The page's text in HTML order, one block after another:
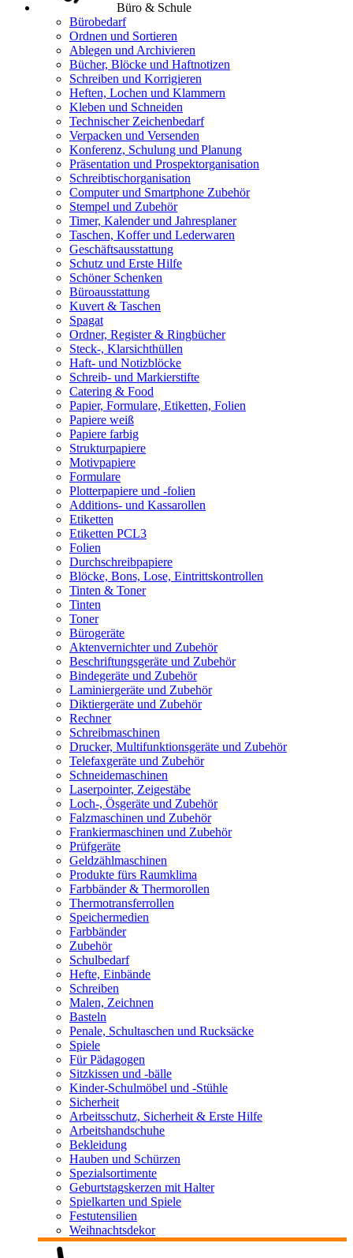
Büro & Schule
Bürobedarf
Ordnen und Sortieren
Ablegen und Archivieren
Bücher, Blöcke und Haftnotizen
Schreiben und Korrigieren
Heften, Lochen und Klammern
Kleben und Schneiden
Technischer Zeichenbedarf
Verpacken und Versenden
Konferenz, Schulung und Planung
Präsentation und Prospektorganisation
Schreibtischorganisation
Computer und Smartphone Zubehör
Stempel und Zubehör
Timer, Kalender und Jahresplaner
Taschen, Koffer und Lederwaren
Geschäftsausstattung
Schutz und Erste Hilfe
Schöner Schenken
Büroausstattung
Kuvert & Taschen
Spagat
Ordner, Register & Ringbücher
Steck-, Klarsichthüllen
Haft- und Notizblöcke
Schreib- und Markierstifte
Catering & Food
Papier, Formulare, Etiketten, Folien
Papiere weiß
Papiere farbig
Strukturpapiere
Motivpapiere
Formulare
Plotterpapiere und -folien
Additions- und Kassarollen
Etiketten
Etiketten PCL3
Folien
Durchschreibpapiere
Blöcke, Bons, Lose, Eintrittskontrollen
Tinten & Toner
Tinten
Toner
Bürogeräte
Aktenvernichter und Zubehör
Beschriftungsgeräte und Zubehör
Bindegeräte und Zubehör
Laminiergeräte und Zubehör
Diktiergeräte und Zubehör
Rechner
Schreibmaschinen
Drucker, Multifunktionsgeräte und Zubehör
Telefaxgeräte und Zubehör
Schneidemaschinen
Laserpointer, Zeigestäbe
Loch-, Ösgeräte und Zubehör
Falzmaschinen und Zubehör
Frankiermaschinen und Zubehör
Prüfgeräte
Geldzählmaschinen
Produkte fürs Raumklima
Farbbänder & Thermorollen
Thermotransferrollen
Speichermedien
Farbbänder
Zubehör
Schulbedarf
Hefte, Einbände
Schreiben
Malen, Zeichnen
Basteln
Penale, Schultaschen und Rucksäcke
Spiele
Für Pädagogen
Sitzkissen und -bälle
Kinder-Schulmöbel und -Stühle
Sicherheit
Arbeitsschutz, Sicherheit & Erste Hilfe
Arbeitshandschuhe
Bekleidung
Hauben und Schürzen
Spezialsortimente
Geburtstagskerzen mit Halter
Spielkarten und Spiele
Festutensilien
Weihnachtsdekor